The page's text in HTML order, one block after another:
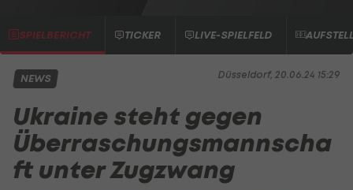
SPIELBERICHT TICKER LIVE-SPIELFELD
Düsseldorf, 20.06.24 15:29
NEWS
Ukraine steht gegen
Überraschungsmannscha
ft unter Zugzwang